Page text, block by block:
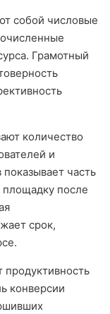
собой числовые
Грамотный
количество
и
часть
площадку после
срок,
продуктивность
конверсии